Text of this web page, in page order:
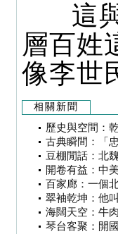
這
層百姓
像李世
相關新聞
歷史與空間：
古典瞬間：「
豆棚閒話：北
開卷有益：中
百家廊：一個
翠袖乾坤：他
海闊天空：牛
琴台客聚：開